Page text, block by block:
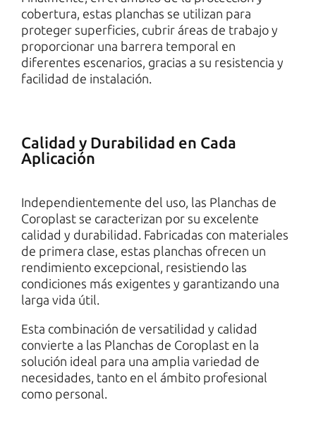
cobertura, estas planchas se utilizan para
proteger superficies, cubrir áreas de trabajo y
proporcionar una barrera temporal en
diferentes escenarios, gracias a su resistencia y
facilidad de instalación.
Calidad y Durabilidad en Cada
Aplicación
Independientemente del uso, las Planchas de
Coroplast se caracterizan por su excelente
calidad y durabilidad. Fabricadas con materiales
de primera clase, estas planchas ofrecen un
rendimiento excepcional, resistiendo las
condiciones más exigentes y garantizando una
larga vida útil.
Esta combinación de versatilidad y calidad
convierte a las Planchas de Coroplast en la
solución ideal para una amplia variedad de
necesidades, tanto en el ámbito profesional
como personal.